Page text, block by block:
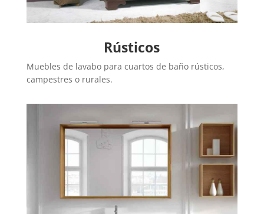
Rústicos
Muebles de lavabo para cuartos de baño rústicos,
campestres o rurales.